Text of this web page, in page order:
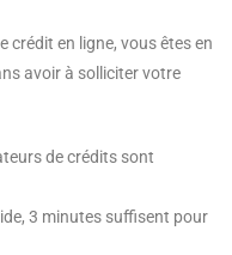
crédit en ligne, vous êtes en
avoir à solliciter votre
de crédits sont
3 minutes suffisent pour